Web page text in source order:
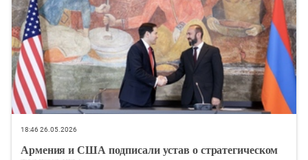
18:46 26.05.2026
Армения и США подписали устав о стратегическом